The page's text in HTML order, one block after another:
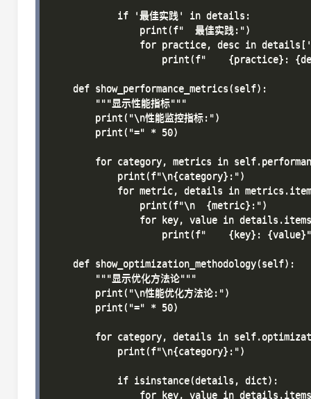
            if '最佳实践' in details:
                print(f"  最佳实践:")
for practice, desc in
print(f"    {practice}:
    def show_performance_metrics(self):
        """显示性能指标"""
        print("\n性能监控指标:")
        print("=" * 50)
for category, metrics in
            print(f"\n{category}:")
for metric, details in
                print(f"\n  {metric}:")
for key, value in
print(f"    {key}:
    def show_optimization_methodology(self):
        """显示优化方法论"""
        print("\n性能优化方法论:")
        print("=" * 50)
for category, details in
            print(f"\n{category}:")
            if isinstance(details, dict):
for key, value in